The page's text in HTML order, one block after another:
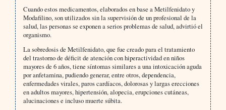
Cuando estos medicamentos, elaborados en base a Metilfenidato y
Modafilino, son utilizados sin la supervisión de un profesional de la
salud, las personas se exponen a serios problemas de salud, advirtió el
organismo.
La sobredosis de Metilfenidato, que fue creado para el tratamiento
del trastorno de déficit de atención con hiperactividad en niños
mayores de 6 años, tiene síntomas similares a una intoxicación aguda
por anfetamina, pudiendo generar, entre otros, dependencia,
enfermedades virales, paros cardíacos, dolorosas y largas erecciones
en adultos mayores, hipertensión, alopecia, erupciones cutáneas,
alucinaciones e incluso muerte súbita.